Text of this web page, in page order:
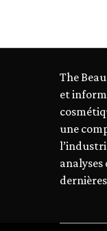
The
et
une
analyses